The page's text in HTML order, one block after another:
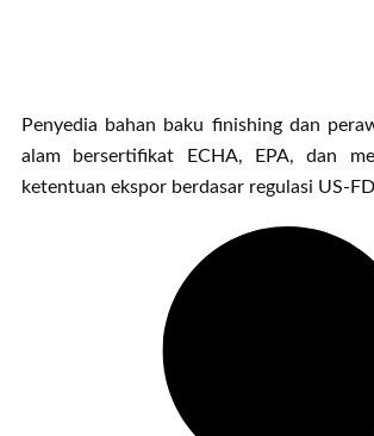
Penyedia bahan baku finishing dan
alam bersertifikat ECHA, EPA, dan
ketentuan ekspor berdasar regulasi US-